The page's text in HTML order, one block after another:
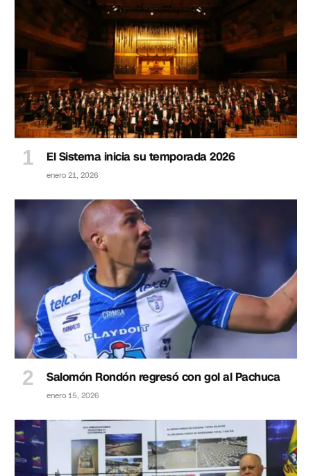
El Sistema inicia su temporada 2026
enero 21, 2026
Salomón Rondón regresó con gol al Pachuca
enero 15, 2026